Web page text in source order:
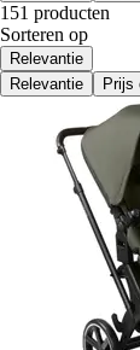
151 producten
Sorteren op
Relevantie
Relevantie
Prijs